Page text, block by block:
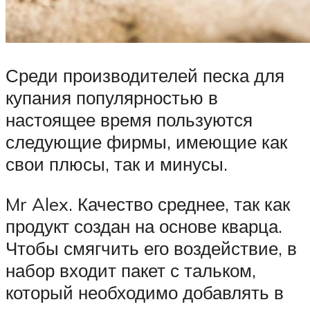
Среди производителей песка для
купания популярностью в
настоящее время пользуются
следующие фирмы, имеющие как
свои плюсы, так и минусы.
Mr Alex. Качество среднее, так как
продукт создан на основе кварца.
Чтобы смягчить его воздействие, в
набор входит пакет с тальком,
который необходимо добавлять в